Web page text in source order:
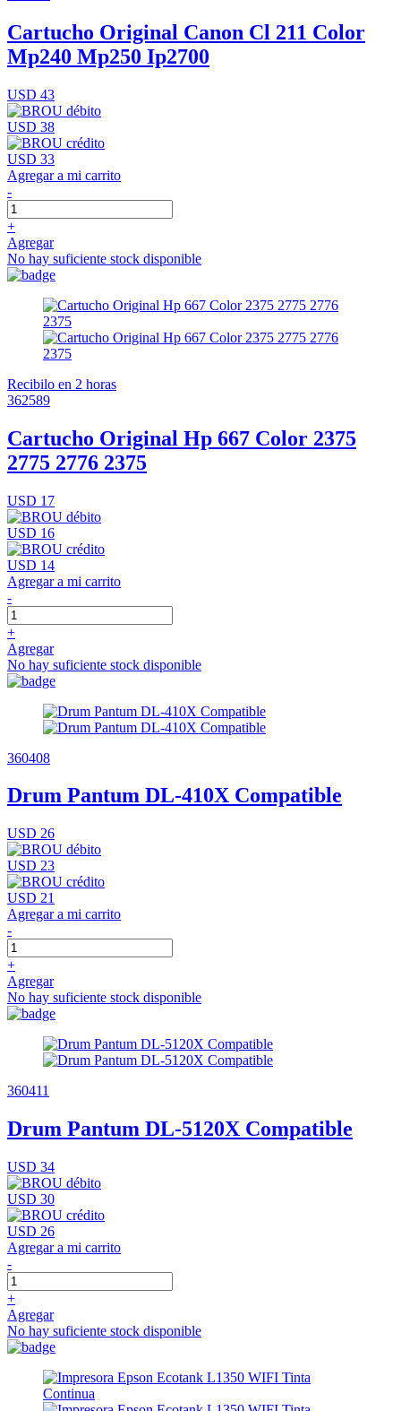
Cartucho Original Canon Cl 211 Color
Mp240 Mp250 Ip2700
USD 43
USD 38
USD 33
Agregar a mi carrito
-
+
Agregar
No hay suficiente stock disponible
Recibilo en 2 horas
362589
Cartucho Original Hp 667 Color 2375
2775 2776 2375
USD 17
USD 16
USD 14
Agregar a mi carrito
-
+
Agregar
No hay suficiente stock disponible
360408
Drum Pantum DL-410X Compatible
USD 26
USD 23
USD 21
Agregar a mi carrito
-
+
Agregar
No hay suficiente stock disponible
360411
Drum Pantum DL-5120X Compatible
USD 34
USD 30
USD 26
Agregar a mi carrito
-
+
Agregar
No hay suficiente stock disponible